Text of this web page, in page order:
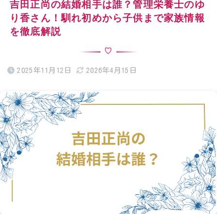
吉田正尚の結婚相手は誰？管理栄養士のゆ
り香さん！馴れ初めから子供まで家族情報
を徹底解説
2025年11月12日 2026年4月15日